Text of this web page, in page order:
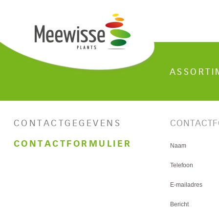
CONTACTGEGEVENS
CONTACTFORMULIER
Naam
Telefoon
E-mailadres
Bericht